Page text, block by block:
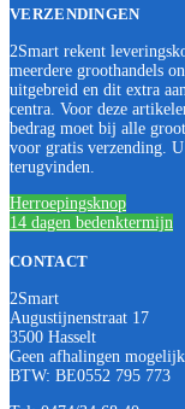
VERZENDINGEN
2Smart rekent
meerdere groothandels
uitgebreid en dit extra
centra. Voor deze
bedrag moet bij alle
voor gratis verzending.
terugvinden.
Herroepingsknop
14 dagen bedenktermijn
CONTACT
2Smart
Augustijnenstraat 17
3500 Hasselt
Geen afhalingen mogelijk
BTW: BE0552 795 773